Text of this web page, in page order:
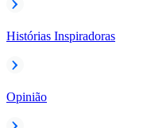
Histórias Inspiradoras
Opinião